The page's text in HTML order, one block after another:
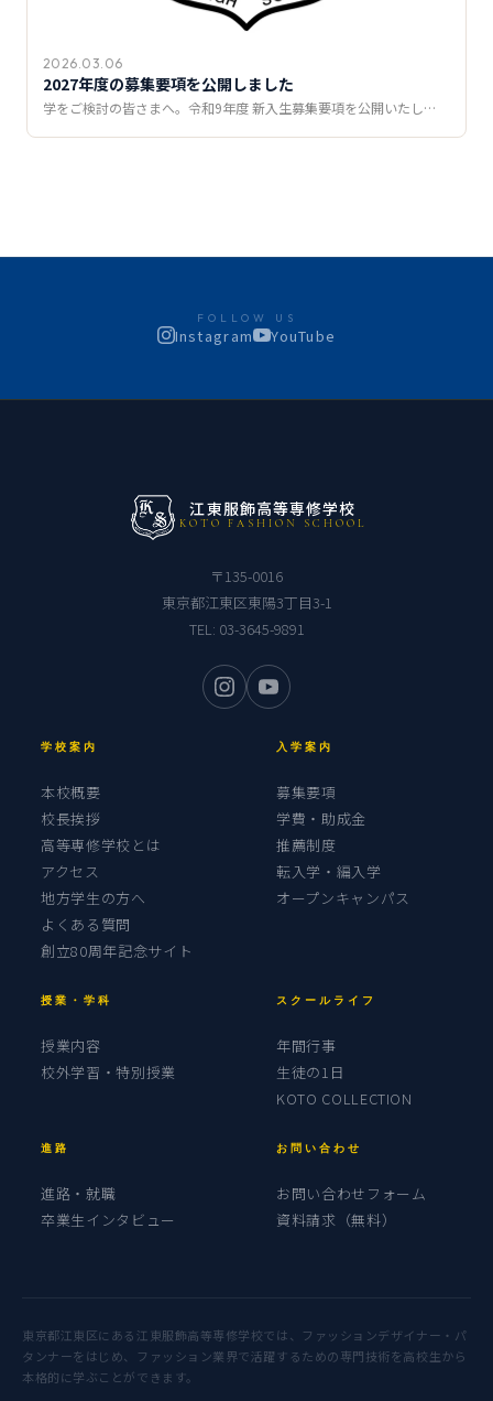
2026.03.06
2027年度の募集要項を公開しました
学をご検討の皆さまへ。令和9年度 新入生募集要項を公開いたし…
FOLLOW US
Instagram YouTube
江東服飾高等専修学校
KOTO FASHION SCHOOL
〒135-0016
東京都江東区東陽3丁目3-1
TEL: 03-3645-9891
学校案内
本校概要
校長挨拶
高等専修学校とは
アクセス
地方学生の方へ
よくある質問
創立80周年記念サイト
入学案内
募集要項
学費・助成金
推薦制度
転入学・編入学
オープンキャンパス
授業・学科
授業内容
校外学習・特別授業
スクールライフ
年間行事
生徒の1日
KOTO COLLECTION
進路
進路・就職
卒業生インタビュー
お問い合わせ
お問い合わせフォーム
資料請求（無料）
東京都江東区にある江東服飾高等専修学校では、ファッションデザイナー・パ
タンナーをはじめ、ファッション業界で活躍するための専門技術を高校生から
本格的に学ぶことができます。